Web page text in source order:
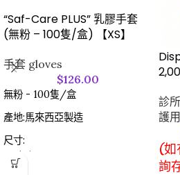
“Saf-Care PLUS” 乳膠手套
(無粉 – 100隻/盒) 【XS】
手套 gloves
$126.00
無粉 - 100隻/盒
產地:馬來西亞製造
尺寸:
XS 加細碼
診
護
(如
詢